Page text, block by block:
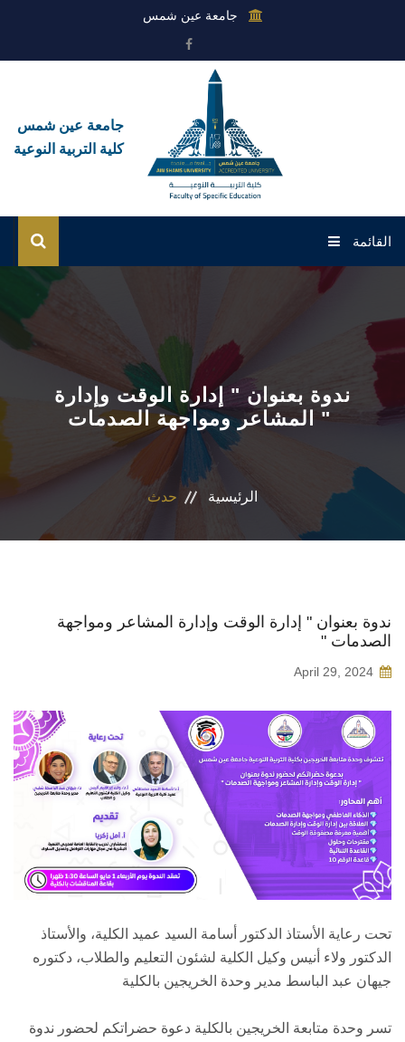
جامعة عين شمس
جامعة عين شمس
كلية التربية النوعية
القائمة
القطاعات
المراكز والوحدات
ندوة بعنوان " إدارة الوقت وإدارة
المشاعر ومواجهة الصدمات "
الرئيسية حدث
ندوة بعنوان " إدارة الوقت وإدارة المشاعر ومواجهة
الصدمات "
April 29, 2024
تحت رعاية الأستاذ الدكتور أسامة السيد عميد الكلية، والأستاذ
الدكتور ولاء أنيس وكيل الكلية لشئون التعليم والطلاب، دكتوره
جيهان عبد الباسط مدير وحدة الخريجين بالكلية
تسر وحدة متابعة الخريجين بالكلية دعوة حضراتكم لحضور ندوة